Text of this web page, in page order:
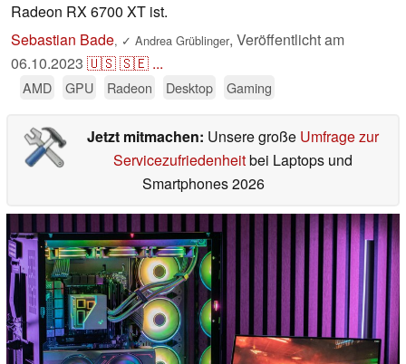
Radeon RX 6700 XT ist.
Sebastian Bade, ✓ Andrea Grüblinger, Veröffentlicht am
06.10.2023 🇺🇸🇸🇪 ...
AMD GPU Radeon Desktop Gaming
Jetzt mitmachen: Unsere große Umfrage zur
Servicezufriedenheitbei Laptops und
Smartphones 2026